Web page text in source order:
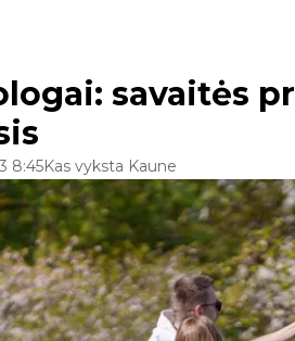
savaitės
8:45Kas vyksta Kaune